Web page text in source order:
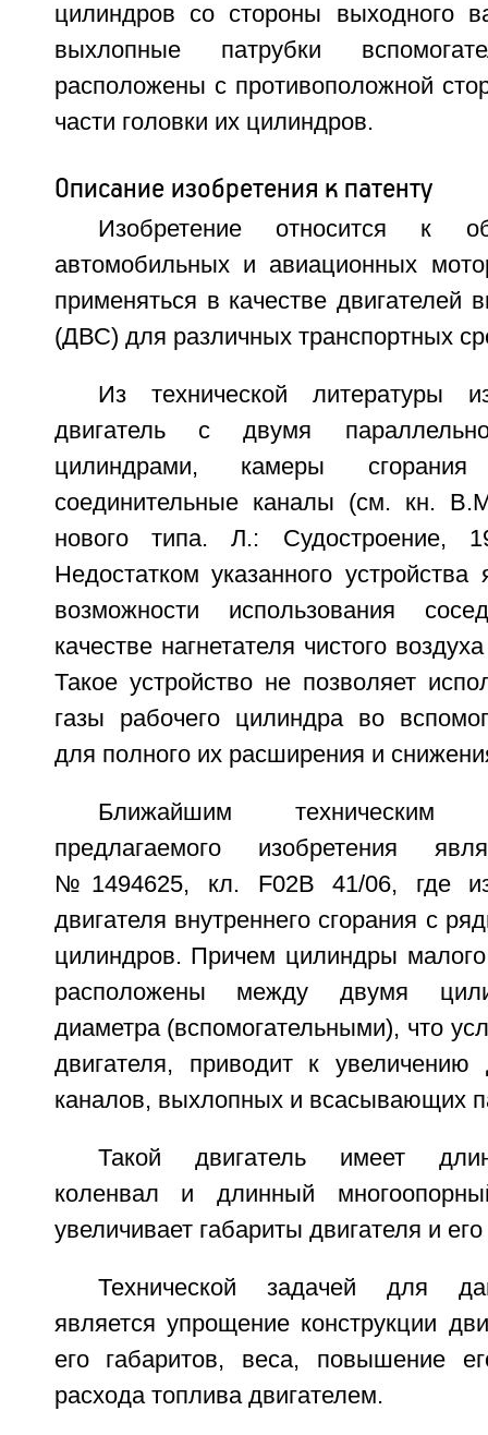
цилиндров со стороны выходного
выхлопные патрубки
расположены с противоположной
части головки их цилиндров.
Описание изобретения к патенту
Изобретение относится к
автомобильных и авиационных
применяться в качестве двигателей
(ДВС) для различных транспортных
Из технической литературы
двигатель с двумя
цилиндрами, камеры
соединительные каналы (см. кн.
нового типа. Л.: Судостроение,
Недостатком указанного устройства
возможности использования
качестве нагнетателя чистого
Такое устройство не позволяет
газы рабочего цилиндра во
для полного их расширения и
Ближайшим
предлагаемого изобретения
№1494625, кл. F02B 41/06, где
двигателя внутреннего сгорания с
цилиндров. Причем цилиндры
расположены между двумя
диаметра (вспомогательными), что
двигателя, приводит к увеличению
каналов, выхлопных и всасывающих
Такой двигатель имеет
коленвал и длинный
увеличивает габариты двигателя и
Технической задачей для
является упрощение конструкции
его габаритов, веса, повышение
расхода топлива двигателем.